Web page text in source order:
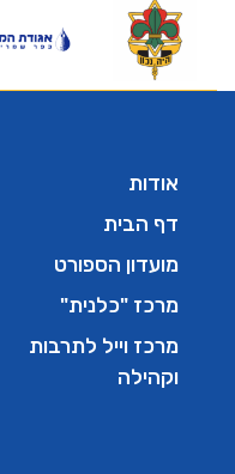
אודות
דף הבית
מועדון הספורט
מרכז "כלנית"
מרכז וייל לתרבות
וקהילה